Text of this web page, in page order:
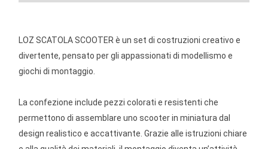
LOZ SCATOLA SCOOTER è un set di costruzioni creativo e
divertente, pensato per gli appassionati di modellismo e
giochi di montaggio.
La confezione include pezzi colorati e resistenti che
permettono di assemblare uno scooter in miniatura dal
design realistico e accattivante. Grazie alle istruzioni chiare